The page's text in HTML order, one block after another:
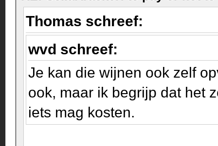
Thomas schreef:
wvd schreef:
Je kan die wijnen ook zelf
ook, maar ik begrijp dat het
iets mag kosten.